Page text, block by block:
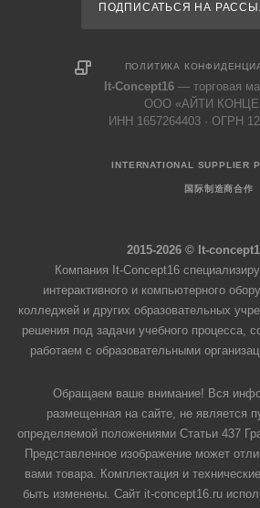
ПОДПИСАТЬСЯ НА
ПОЛИТИКА
It-Concept16 — торговая
ООО «АЙТИ
ИНН 1657264403 · ОГРН
INTERNATIONAL SUPPLIER
国际制造商合作
2015-2026 © It-
Компания It-Concept16
интерактивного и компьютерного
колледжей и других образовательных
решения под задачи учебного процесса,
работаем с образовательными
Обращаем ваше внимание! Вся
размещенная на сайте, не является
определяемой положениями Статьи 437
Представленное изображение может
вами товара. Комплектация и
быть изменены. Сайт it-concept16.ru